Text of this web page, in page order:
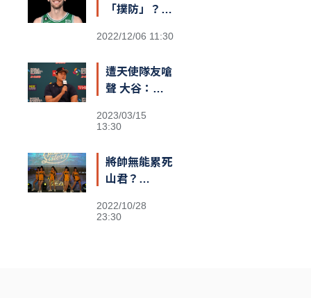
「撲防」？
Kornet遮蓋
熱議
2022/12/06 11:30
遭天使隊友嗆
聲 大谷：還
容
2023/03/15
13:30
將帥無能累死
山君？
Sisters高鐵
2022/10/28
23:30